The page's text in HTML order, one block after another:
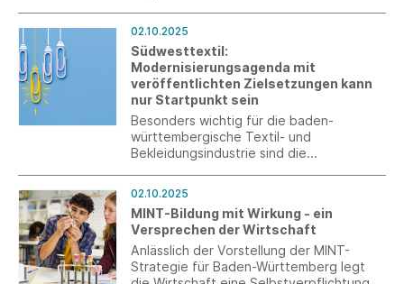
02.10.2025
Südwesttextil:
Modernisierungsagenda mit
veröffentlichten Zielsetzungen kann
nur Startpunkt sein
Besonders wichtig für die baden-
württembergische Textil- und
Bekleidungsindustrie sind die
spürbarer und schneller Bürokratieabbau.
Die Agenda muss nun zügig umgesetzt
werden.
02.10.2025
MINT-Bildung mit Wirkung - ein
Versprechen der Wirtschaft
Anlässlich der Vorstellung der MINT-
Strategie für Baden-Württemberg legt